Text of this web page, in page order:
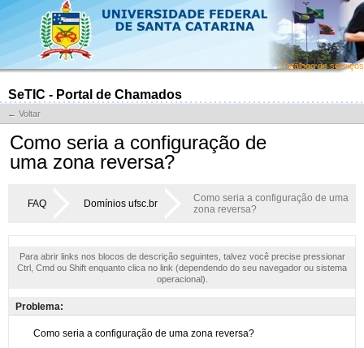
Catálogo de serviços
SeTIC - Portal de Chamados
← Voltar
Como seria a configuração de
uma zona reversa?
FAQ Domínios ufsc.br
Como seria a configuração de uma
zona reversa?
Para abrir links nos blocos de descrição seguintes, talvez você precise pressionar
Ctrl, Cmd ou Shift enquanto clica no link (dependendo do seu navegador ou sistema
operacional).
Problema: